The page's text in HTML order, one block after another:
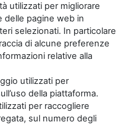
utilizzati per migliorare
delle pagine web in
selezionati. In particolare
di alcune preferenze
relative alla
utilizzati per
della piattaforma.
per raccogliere
sul numero degli